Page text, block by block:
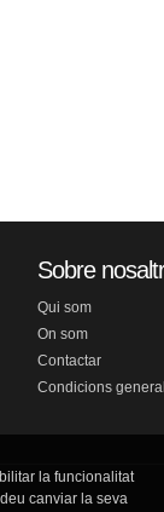
Sobre
Qui som
On som
Contactar
Condicions
la funcionalitat
canviar la seva